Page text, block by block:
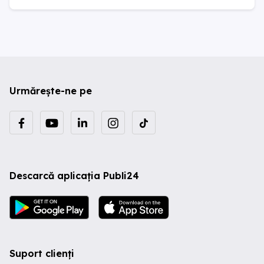
Urmărește-ne pe
Descarcă aplicația Publi24
Suport clienți